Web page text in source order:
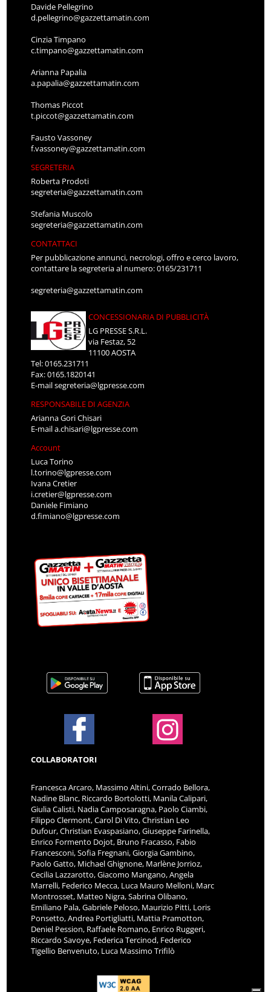
Davide Pellegrino
d.pellegrino@gazzettamatin.com
Cinzia Timpano
c.timpano@gazzettamatin.com
Arianna Papalia
a.papalia@gazzettamatin.com
Thomas Piccot
t.piccot@gazzettamatin.com
Fausto Vassoney
f.vassoney@gazzettamatin.com
SEGRETERIA
Roberta Prodoti
segreteria@gazzettamatin.com
Stefania Muscolo
segreteria@gazzettamatin.com
CONTATTACI
Per pubblicazione annunci, necrologi, offro e cerco lavoro,
contattare la segreteria al numero: 0165/231711
segreteria@gazzettamatin.com
CONCESSIONARIA DI PUBBLICITÀ
LG PRESSE S.R.L.
via Festaz, 52
11100 AOSTA
Tel: 0165.231711
Fax: 0165.1820141
E-mailsegreteria@lgpresse.com
RESPONSABILE DI AGENZIA
Arianna Gori Chisari
E-maila.chisari@lgpresse.com
Account
Luca Torino
l.torino@lgpresse.com
Ivana Cretier
i.cretier@lgpresse.com
Daniele Fimiano
d.fimiano@lgpresse.com
COLLABORATORI
Francesca Arcaro, Massimo Altini, Corrado Bellora,
Nadine Blanc, Riccardo Bortolotti, Manila Calipari,
Giulia Calisti, Nadia Camposaragna, Paolo Ciambi,
Filippo Clermont, Carol Di Vito, Christian Leo
Dufour, Christian Evaspasiano, Giuseppe Farinella,
Enrico Formento Dojot, Bruno Fracasso, Fabio
Francesconi, Sofia Fregnani, Giorgia Gambino,
Paolo Gatto, Michael Ghignone, Marlène Jorrioz,
Cecilia Lazzarotto, Giacomo Mangano, Angela
Marrelli, Federico Mecca, Luca Mauro Melloni, Marc
Montrosset, Matteo Nigra, Sabrina Olibano,
Emiliano Pala, Gabriele Peloso, Maurizio Pitti, Loris
Ponsetto, Andrea Portigliatti, Mattia Pramotton,
Deniel Pession, Raffaele Romano, Enrico Ruggeri,
Riccardo Savoye, Federica Tercinod, Federico
Tigellio Benvenuto, Luca Massimo Trifilò